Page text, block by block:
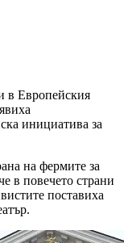
в Европейския
инициатива за
на фермите за
в повечето страни
поставиха